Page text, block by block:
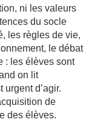
ni les valeurs
du socle
les règles de vie,
le débat
: les élèves sont
on lit
urgent d’agir.
de
des élèves.